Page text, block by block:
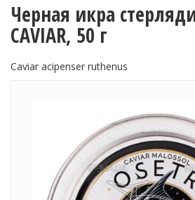
Черная икра
CAVIAR, 50 г
Caviar acipenser ruthenus